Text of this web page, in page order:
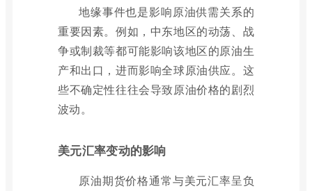
地缘事件也是影响原油供需关系的
重要因素。例如，中东地区的动荡、战
争或制裁等都可能影响该地区的原油生
产和出口，进而影响全球原油供应。这
些不确定性往往会导致原油价格的剧烈
波动。
美元汇率变动的影响
原油期货价格通常与美元汇率呈负